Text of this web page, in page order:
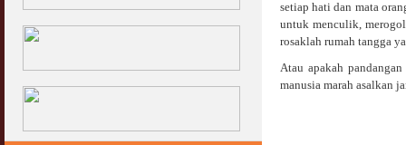
setiap hati dan mata
untuk menculik,
rosaklah rumah tangga
Atau apakah
manusia marah asalkan